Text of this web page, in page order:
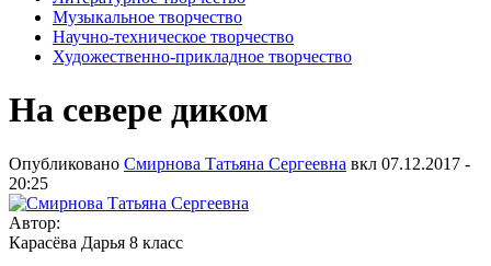
Музыкальное творчество
Научно-техническое творчество
Художественно-прикладное творчество
На севере диком
Опубликовано Смирнова Татьяна Сергеевна вкл 07.12.2017 -
20:25
Автор:
Карасёва Дарья 8 класс